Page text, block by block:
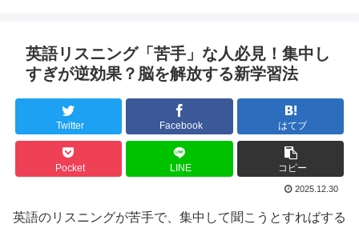
英語リスニング「苦手」な人必見！集中し
すぎが逆効果？脳を解放する新学習法
Twitter Facebook はてブ
Pocket LINE コピー
2025.12.30
英語のリスニングが苦手で、集中して聞こうとすればする